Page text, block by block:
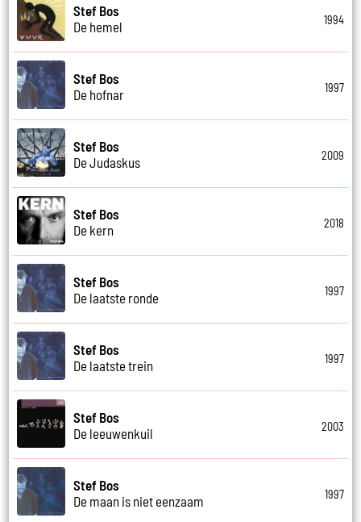
Stef Bos
De hemel
1994
Stef Bos
De hofnar
1997
Stef Bos
De Judaskus
2009
Stef Bos
De kern
2018
Stef Bos
De laatste ronde
1997
Stef Bos
De laatste trein
1997
Stef Bos
De leeuwenkuil
2003
Stef Bos
De maan is niet eenzaam
1997